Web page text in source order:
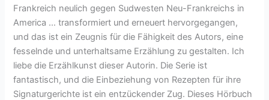
Frankreich neulich gegen Sudwesten Neu-Frankreichs in
America … transformiert und erneuert hervorgegangen,
und das ist ein Zeugnis für die Fähigkeit des Autors, eine
fesselnde und unterhaltsame Erzählung zu gestalten. Ich
liebe die Erzählkunst dieser Autorin. Die Serie ist
fantastisch, und die Einbeziehung von Rezepten für ihre
Signaturgerichte ist ein entzückender Zug. Dieses Hörbuch